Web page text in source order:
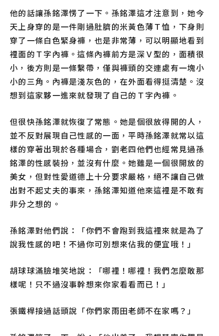
他的話讓孫銘澤愣了一下。孫銘澤這才注意到，她今
天上身穿的是一件剛過肚臍的米黃色薄Ｔ恤，下身則
穿了一條白色緊身褲，也是非常薄，可以明顯地看到
裡面的Ｔ字內褲。這條內褲前方是深Ｖ型的，面積很
小，後方則是一條繫帶，僅與褲頭的交連處有一塊小
小的三角。內褲是淺灰色的，在外面看得挺清楚。沒
想到這家夥一進來就發現了自己的Ｔ字內褲。
但很快孫銘澤就恢復了常態。她是個很放得開的人，
並不反對展現自己性感的一面，平時孫銘澤就常以這
樣的穿著出現於各種場合，劉老四他們也經常見過孫
銘澤的性感裝扮，並沒有什麼。她雖是一個很開放的
美女，但對性愛道德上十分要求嚴格，絕不讓自己做
出對不起丈夫的事來，孫銘澤知道他來這裡是不敢有
非分之想的。
孫銘澤對他們說：「你們不會跑到我這裡來就是為了
說我性感的吧！不過你可別想來佔我的便宜哦！」
胡球球滿臉堆笑地說：「哪裡！哪裡！我們怎麼敢那
樣呢！只不過沒事幹想來你家看看而已！」
張鐵桿接過話頭說「你們家雨田老師不在家嗎？」